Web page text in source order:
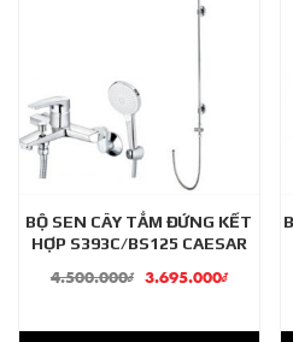
BỘ SEN CÂY TẮM ĐỨNG KẾT
HỢP S393C/BS125 CAESAR
4.500.000₫ 3.695.000₫